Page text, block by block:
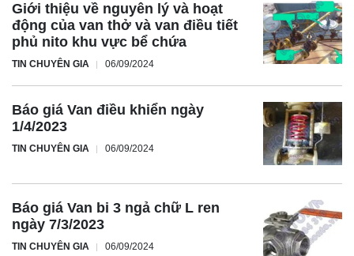
Giới thiệu về nguyên lý và hoạt
động của van thở và van điều tiết
phủ nito khu vực bể chứa
TIN CHUYÊN GIA 06/09/2024
Báo giá Van điều khiển ngày
1/4/2023
TIN CHUYÊN GIA 06/09/2024
Báo giá Van bi 3 ngả chữ L ren
ngày 7/3/2023
TIN CHUYÊN GIA 06/09/2024